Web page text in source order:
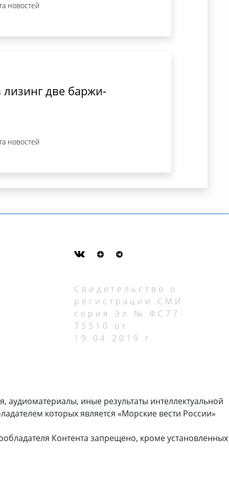
новостей
лизинг две баржи-
новостей
Свидетельство о
регистрации СМИ
серия Эл № ФС77-
75510 от
19.04.2019 г.
аудиоматериалы, иные результаты интеллектуальной
которых является «Морские вести России»
Контента запрещено, кроме установленных